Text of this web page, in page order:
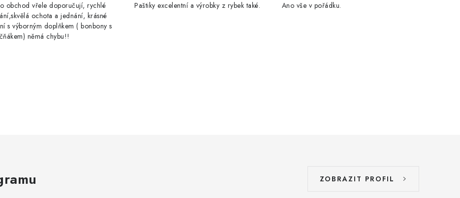
obchod vřele doporučují, rychlé
ochota a jednání, krásné
s výborným doplňkem ( bonbony s
němá chybu!!
Paštiky excelentní a výrobky z rybek také. Ano vše v pořádku.
ZOBRAZIT PROFIL